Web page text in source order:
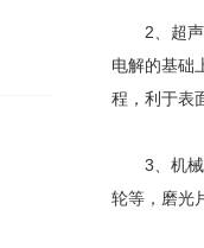
2、超声波
电解的基础
程，利于表
3、机械抛
轮等，磨光